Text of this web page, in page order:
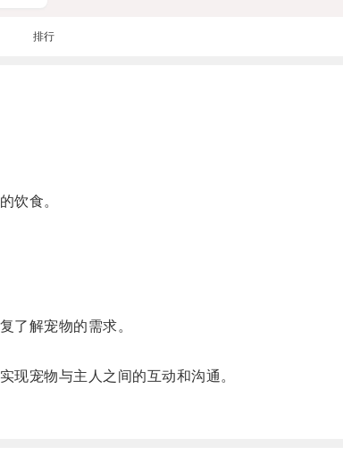
排行
饮食。
了解宠物的需求。
宠物与主人之间的互动和沟通。